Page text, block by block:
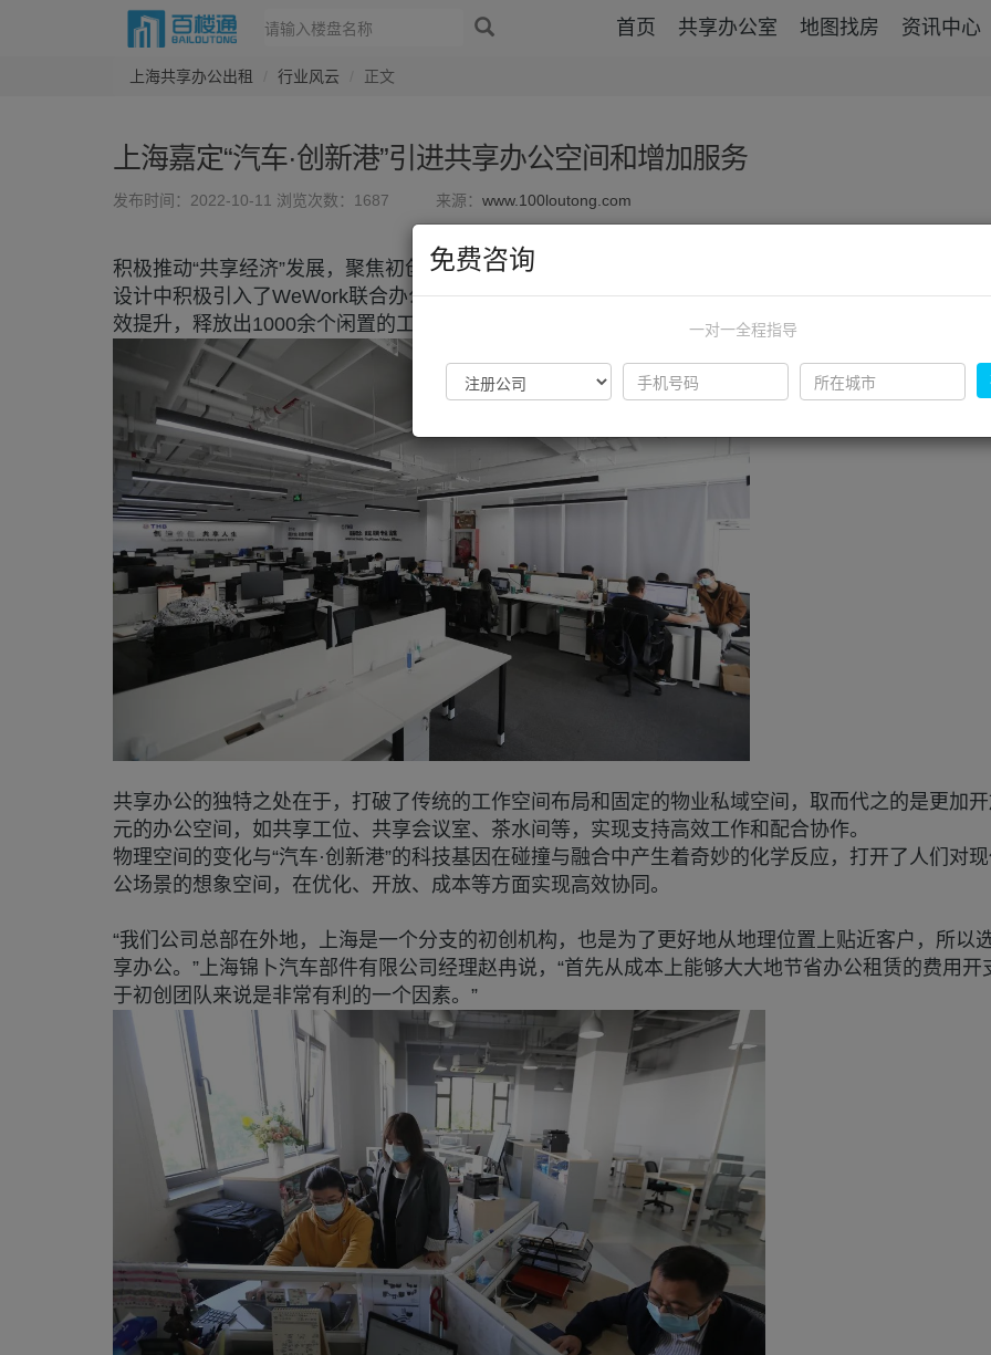
首页 共享办公室 地图找房 资讯中心
上海共享办公出租 行业风云 正文
上海嘉定“汽车·创新港”引进共享办公空间和增加服务
发布时间：2022-10-11 浏览次数：1687 来源： www.100loutong.com
积极推动“共享经济”发展，聚焦初创团队的“私域”办公向“公域”转化，“汽车·创新港”在物理空间的资
设计中积极引入了WeWork联合办公的概念，通过空间优化和共享策略实施，将传统办公室的使用率
效提升，释放出1000余个闲置的工位空间。
共享办公的独特之处在于，打破了传统的工作空间布局和固定的物业私域空间，取而代之的是更加
元的办公空间，如共享工位、共享会议室、茶水间等，实现支持高效工作和配合协作。
物理空间的变化与“汽车·创新港”的科技基因在碰撞与融合中产生着奇妙的化学反应，打开了人们对
公场景的想象空间，在优化、开放、成本等方面实现高效协同。
“我们公司总部在外地，上海是一个分支的初创机构，也是为了更好地从地理位置上贴近客户，所以
享办公。”上海锦卜汽车部件有限公司经理赵冉说，“首先从成本上能够大大地节省办公租赁的费用开
于初创团队来说是非常有利的一个因素。”
免费咨询
一对一全程指导